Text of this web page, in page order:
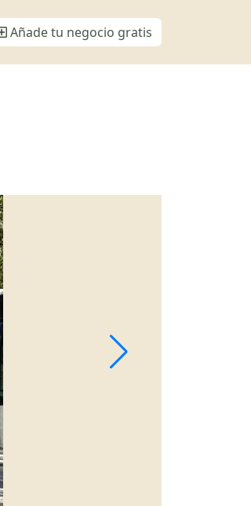
Añade tu negocio gratis